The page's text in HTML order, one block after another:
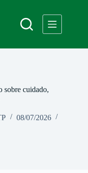
sobre cuidado,
08/07/2026